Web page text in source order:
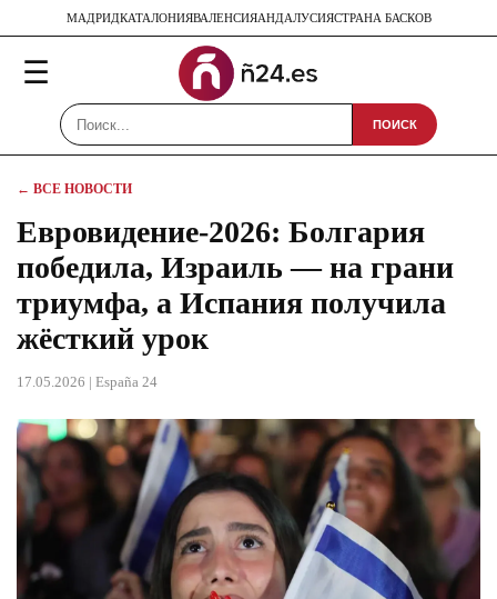
МАДРИДКАТАЛОНИЯВАЛЕНСИЯАНДАЛУСИЯСТРАНА БАСКОВ
☰
ПОИСК
← ВСЕ НОВОСТИ
Евровидение-2026: Болгария
победила, Израиль — на грани
триумфа, а Испания получила
жёсткий урок
17.05.2026 | España 24